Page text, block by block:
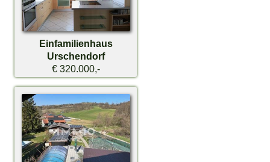
Einfamilienhaus
Urschendorf
€ 320.000,-